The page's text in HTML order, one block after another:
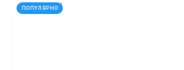
ПОПУЛЯРНО
код: 927364